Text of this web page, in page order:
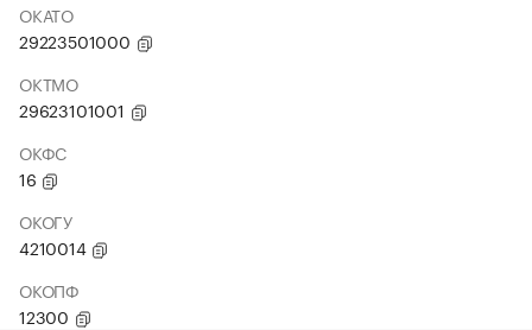
ОКАТО
29223501000
ОКТМО
29623101001
ОКФС
16
ОКОГУ
4210014
ОКОПФ
12300